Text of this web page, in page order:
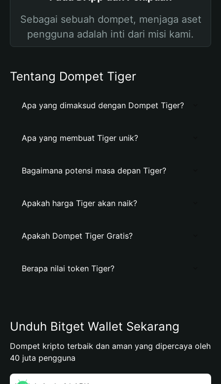
Sebagai sebuah dompet, menjaga aset
pengguna adalah inti dari misi kami.
Tentang Dompet Tiger
Apa yang dimaksud dengan Dompet Tiger?
Apa yang membuat Tiger unik?
Bagaimana potensi masa depan Tiger?
Apakah harga Tiger akan naik?
Apakah Dompet Tiger Gratis?
Berapa nilai token Tiger?
Unduh Bitget Wallet Sekarang
Dompet kripto terbaik dan aman yang dipercaya oleh
40 juta pengguna